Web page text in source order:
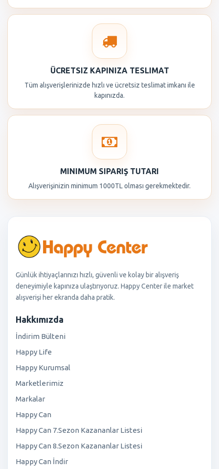
ÜCRETSIZ KAPINIZA TESLIMAT
Tüm alışverişlerinizde hızlı ve ücretsiz teslimat imkanı ile
kapınızda.
MINIMUM SIPARIŞ TUTARI
Alışverişinizin minimum 1000TL olması gerekmektedir.
Günlük ihtiyaçlarınızı hızlı, güvenli ve kolay bir alışveriş
deneyimiyle kapınıza ulaştırıyoruz. Happy Center ile market
alışverişi her ekranda daha pratik.
Hakkımızda
İndirim Bülteni
Happy Life
Happy Kurumsal
Marketlerimiz
Markalar
Happy Can
Happy Can 7.Sezon Kazananlar Listesi
Happy Can 8.Sezon Kazananlar Listesi
Happy Can İndir